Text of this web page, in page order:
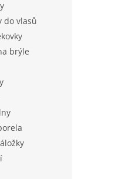
do vlasů
brýle